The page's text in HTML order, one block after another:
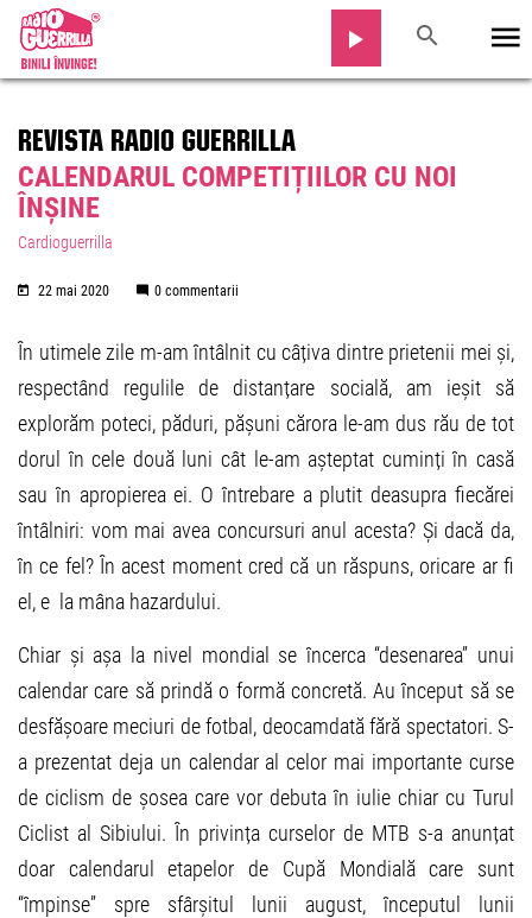
REVISTA RADIO GUERRILLA
CALENDARUL COMPETIȚIILOR CU NOI
ÎNȘINE
Cardioguerrilla
22 mai 2020 0 commentarii
În utimele zile m-am întâlnit cu câțiva dintre prietenii mei și,
respectând regulile de distanțare socială, am ieșit să
explorăm poteci, păduri, pășuni cărora le-am dus rău de tot
dorul în cele două luni cât le-am așteptat cuminți în casă
sau în apropierea ei. O întrebare a plutit deasupra fiecărei
întâlniri: vom mai avea concursuri anul acesta? Și dacă da,
în ce fel? În acest moment cred că un răspuns, oricare ar fi
el, e la mâna hazardului.
Chiar și așa la nivel mondial se încerca “desenarea” unui
calendar care să prindă o formă concretă. Au început să se
desfășoare meciuri de fotbal, deocamdată fără spectatori. S-
a prezentat deja un calendar al celor mai importante curse
de ciclism de șosea care vor debuta în iulie chiar cu Turul
Ciclist al Sibiului. În privința curselor de MTB s-a anunțat
doar calendarul etapelor de Cupă Mondială care sunt
“împinse” spre sfârșitul lunii august, începutul lunii